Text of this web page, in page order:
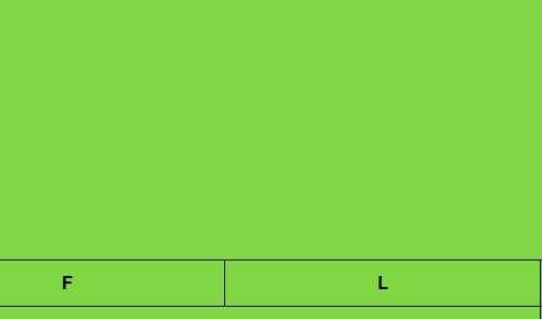
F L